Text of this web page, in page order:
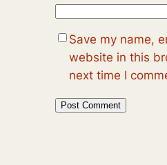
Save my name,
website in this
next time I